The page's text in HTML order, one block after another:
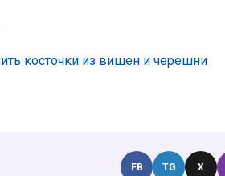
косточки из вишен и черешни
FB TG X